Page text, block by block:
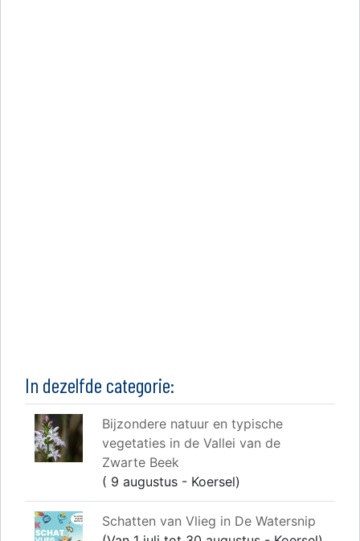
In dezelfde categorie:
Bijzondere natuur en typische
vegetaties in de Vallei van de
Zwarte Beek
( 9 augustus - Koersel)
Schatten van Vlieg in De Watersnip